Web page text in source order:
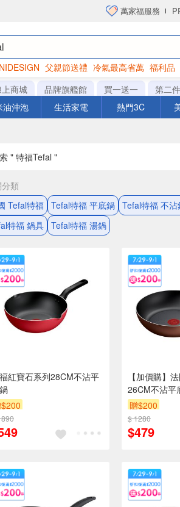
萬家福服務
父親節送禮 冷氣最高省萬 福利品
罐頭 衛生紙
商城 品牌旗艦館 買一送一 第二
油沖泡 生活家電 熱門3C
" 特福Tefal "
類
Tefal特福 Tefal特福 平底鍋 Tefal特福 不沾
特福 鍋具 Tefal特福 湯鍋
紅寶石系列28CM不沾平
【加價購】
26CM不沾平
贈$200
$ 1280
$479